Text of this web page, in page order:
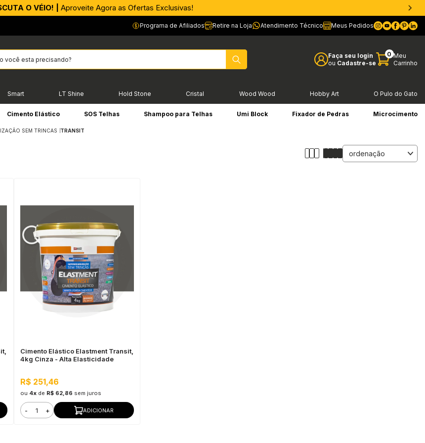
O VÉIO! | Aproveite Agora as Ofertas Exclusivas!
Programa de Afiliados Retire na Loja Atendimento Técnico Meus Pedidos
Faça seu login
ou Cadastre-se
0 Meu
Carrinho
Smart LT Shine Hold Stone Cristal Wood Wood Hobby Art O Pulo do Gato
Cimento Elástico SOS Telhas Shampoo para Telhas Umi Block Fixador de Pedras Microcimento
SEM TRINCAS TRANSIT
Cimento Elástico Elastment Transit,
4kg Cinza - Alta Elasticidade
R$ 251,46
ou 4xde R$ 62,86 sem juros
- + ADICIONAR